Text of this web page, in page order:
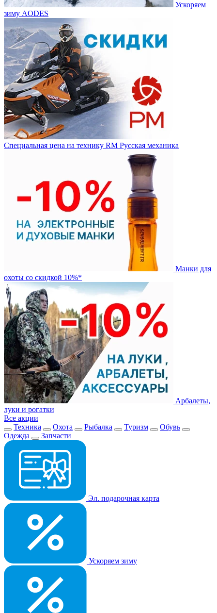
Ускоряем
зиму AODES
Специальная цена на технику RM Русская механика
Манки для
охоты со скидкой 10%*
Арбалеты,
луки и рогатки
Все акции
Техника
Охота Рыбалка Туризм
Обувь
Одежда
Запчасти
Эл. подарочная карта
Ускоряем зиму